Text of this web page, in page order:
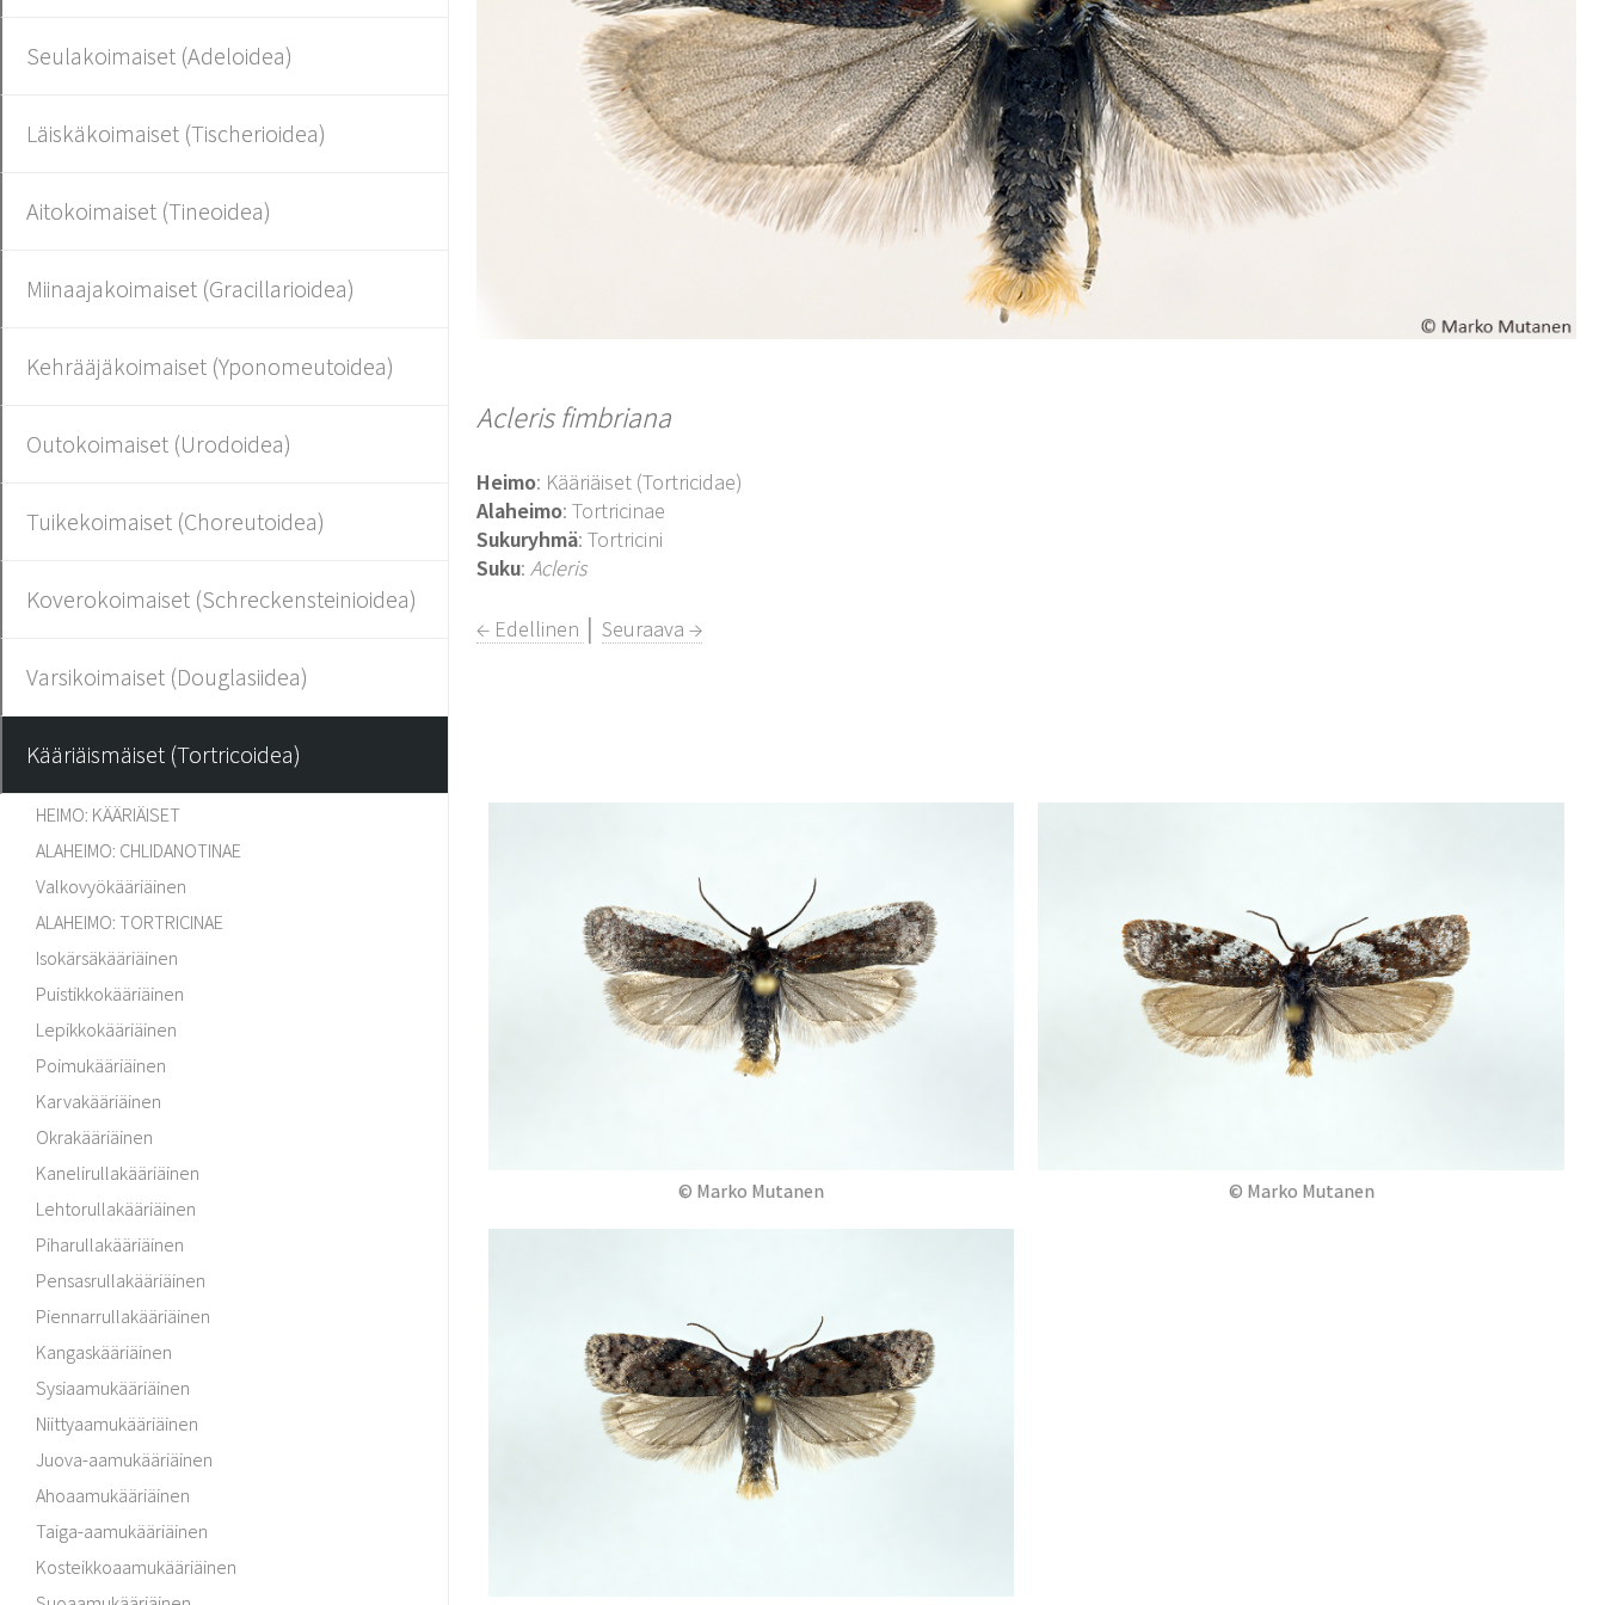
Seulakoimaiset (Adeloidea)
Läiskäkoimaiset (Tischerioidea)
Aitokoimaiset (Tineoidea)
Miinaajakoimaiset (Gracillarioidea)
Kehrääjäkoimaiset (Yponomeutoidea)
Outokoimaiset (Urodoidea)
Tuikekoimaiset (Choreutoidea)
Koverokoimaiset (Schreckensteinioidea)
Varsikoimaiset (Douglasiidea)
Kääriäismäiset (Tortricoidea)
HEIMO: KÄÄRIÄISET
ALAHEIMO: CHLIDANOTINAE
Valkovyökääriäinen
ALAHEIMO: TORTRICINAE
Isokärsäkääriäinen
Puistikkokääriäinen
Lepikkokääriäinen
Poimukääriäinen
Karvakääriäinen
Okrakääriäinen
Kanelirullakääriäinen
Lehtorullakääriäinen
Piharullakääriäinen
Pensasrullakääriäinen
Piennarrullakääriäinen
Kangaskääriäinen
Sysiaamukääriäinen
Niittyaamukääriäinen
Juova-aamukääriäinen
Ahoaamukääriäinen
Taiga-aamukääriäinen
Kosteikkoaamukääriäinen
Acleris fimbriana
Heimo: Kääriäiset (Tortricidae)
Alaheimo: Tortricinae
Sukuryhmä: Tortricini
Suku:Acleris
← Edellinen │Seuraava →
© Marko Mutanen © Marko Mutanen